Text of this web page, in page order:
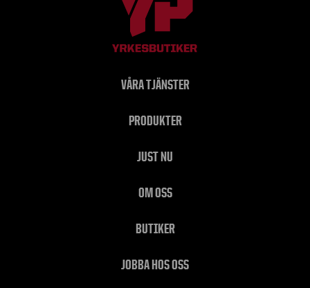
VÅRA TJÄNSTER
PRODUKTER
JUST NU
OM OSS
BUTIKER
JOBBA HOS OSS